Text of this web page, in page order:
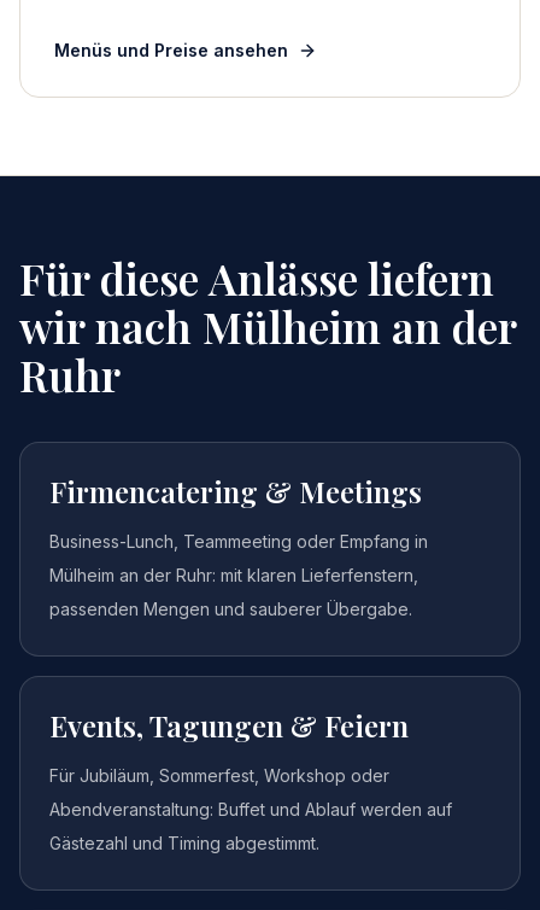
Menüs und Preise ansehen
Für diese Anlässe liefern
wir nach Mülheim an der
Ruhr
Firmencatering & Meetings
Business-Lunch, Teammeeting oder Empfang in
Mülheim an der Ruhr: mit klaren Lieferfenstern,
passenden Mengen und sauberer Übergabe.
Events, Tagungen & Feiern
Für Jubiläum, Sommerfest, Workshop oder
Abendveranstaltung: Buffet und Ablauf werden auf
Gästezahl und Timing abgestimmt.